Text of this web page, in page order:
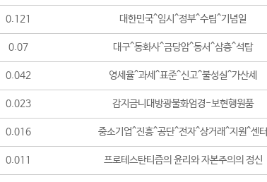
0.121 대한민국^임시^정부^수립^기념일
0.07 대구^동화사^금당암^동서^삼층^석탑
0.042 영세율^과세^표준^신고^불성실^가산세
0.023 감지금니대방광불화엄경-보현행원품
0.016 중소기업^진흥^공단^전자^상거래^지원^센터
0.011 프로테스탄티즘의 윤리와 자본주의의 정신